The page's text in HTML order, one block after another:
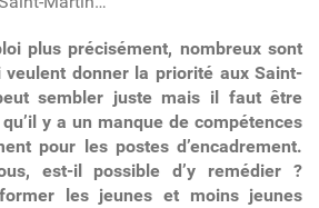
plus précisément, nombreux sont
veulent donner la priorité aux Saint-
sembler juste mais il faut être
y a un manque de compétences
pour les postes d’encadrement.
est-il possible d’y remédier ?
les jeunes et moins jeunes